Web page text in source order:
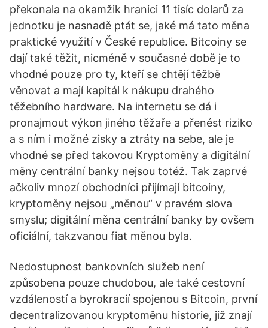
překonala na okamžik hranici 11 tisíc dolarů za
jednotku je nasnadě ptát se, jaké má tato měna
praktické využití v České republice. Bitcoiny se
dají také těžit, nicméně v současné době je to
vhodné pouze pro ty, kteří se chtějí těžbě
věnovat a mají kapitál k nákupu drahého
těžebního hardware. Na internetu se dá i
pronajmout výkon jiného těžaře a přenést riziko
a s ním i možné zisky a ztráty na sebe, ale je
vhodné se před takovou Kryptoměny a digitální
měny centrální banky nejsou totéž. Tak zaprvé
ačkoliv mnozí obchodníci přijímají bitcoiny,
kryptoměny nejsou „měnou“ v pravém slova
smyslu; digitální měna centrální banky by ovšem
oficiální, takzvanou fiat měnou byla.
Nedostupnost bankovních služeb není
způsobena pouze chudobou, ale také cestovní
vzdáleností a byrokracií spojenou s Bitcoin, první
decentralizovanou kryptoměnu historie, již znají